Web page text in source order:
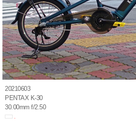
20210603
PENTAX K-30
30.00mm f/2.50